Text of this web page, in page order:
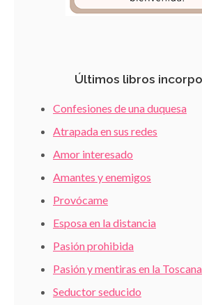
Últimos libros
Confesiones de una duquesa
Atrapada en sus redes
Amor interesado
Amantes y enemigos
Provócame
Esposa en la distancia
Pasión prohibida
Pasión y mentiras en la Toscana
Seductor seducido